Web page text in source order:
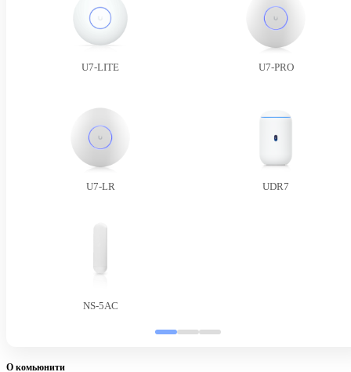
U7-LITE U7-PRO
U7-LR UDR7
NS-5AC
О комьюнити